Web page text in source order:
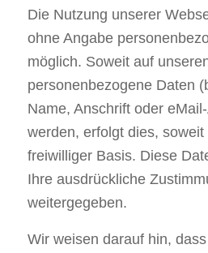
Die Nutzung unserer
ohne Angabe
möglich. Soweit auf
personenbezogene Daten
Name, Anschrift oder
werden, erfolgt dies,
freiwilliger Basis. Diese
Ihre ausdrückliche
weitergegeben.
Wir weisen darauf hin,